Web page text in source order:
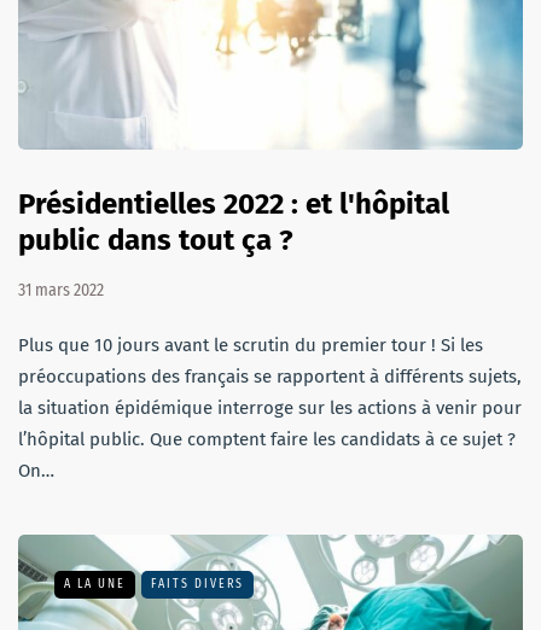
Présidentielles 2022 : et l'hôpital
public dans tout ça ?
31 mars 2022
Plus que 10 jours avant le scrutin du premier tour ! Si les
préoccupations des français se rapportent à différents sujets,
la situation épidémique interroge sur les actions à venir pour
l’hôpital public. Que comptent faire les candidats à ce sujet ?
On…
A LA UNE FAITS DIVERS